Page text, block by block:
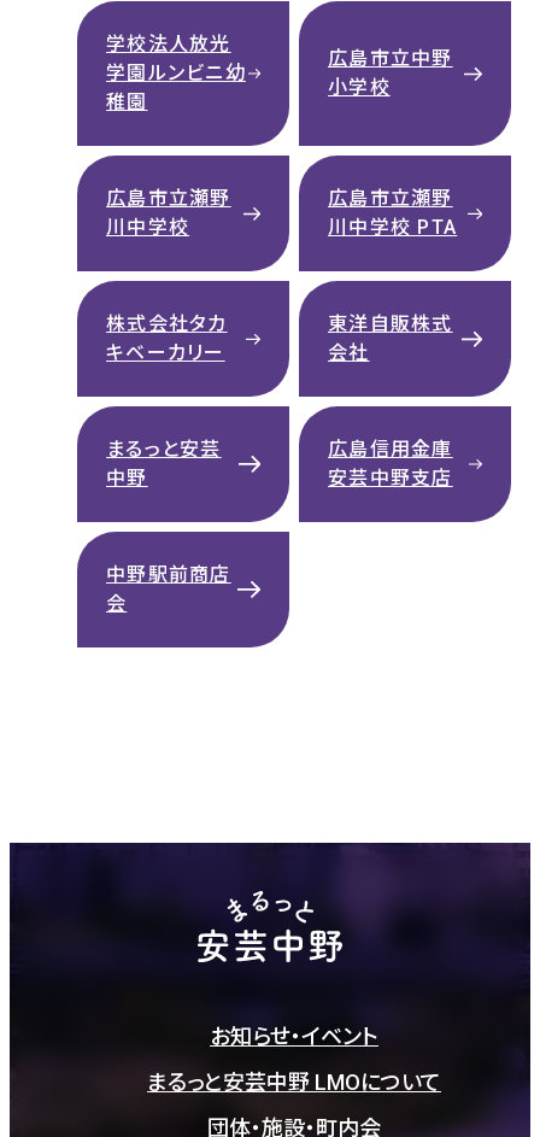
学校法人放光
学園ルンビニ幼
稚園
広島市立中野
小学校
広島市立瀬野
川中学校
広島市立瀬野
川中学校 PTA
株式会社タカ
キベーカリー
東洋自販株式
会社
まるっと安芸
中野
広島信用金庫
安芸中野支店
中野駅前商店
会
お知らせ・イベント
まるっと安芸中野 LMOについて
団体・施設・町内会